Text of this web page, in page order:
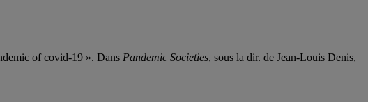
of covid-19 ». Dans Pandemic Societies, sous la dir. de Jean-Louis Denis,